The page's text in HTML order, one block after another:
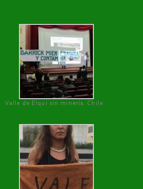
Valle de Elqui sin minería. Chile